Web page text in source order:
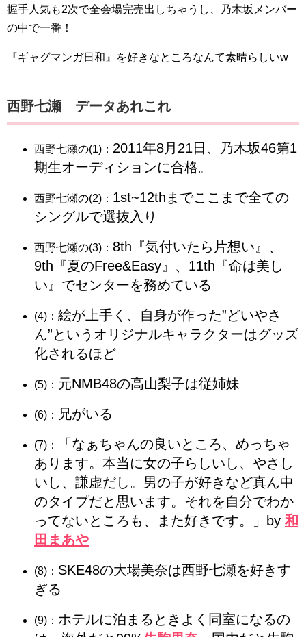
握手人気も2次で全会場完売出しちゃうし、乃木坂メンバー
の中で一番！
『ギャグマンガ日和』を好きなところなんて素晴らしいw
西野七瀬 データあれこれ
西野七瀬の(1)： 2011年8月21日、乃木坂46第1
期生オーディションに合格。
西野七瀬の(2)： 1st~12thまでここまで全ての
シングルで選抜入り
西野七瀬の(3)： 8th『気付いたら片想い』、
9th『夏のFree&Easy』、11th『命は美し
い』でセンターを務めている
(4)： 絵が上手く、自身が作った”どいやさ
ん”というオリジナルキャラクターはグッズ
化されるほど
(5)： 元NMB48の高山梨子は従姉妹
(6)： 兄がいる
(7)：
「なぁちゃんの良いところ、めっちゃ
あります。本当に女の子らしいし、やさし
いし、謙虚だし。男の子が好きなど真ん中
のタイプだと思います。それを自分でわか
ってないところも、また好きです。」by 和
田まあや
(8)： SKE48の大場美奈は西野七瀬を好きす
ぎる
(9)： ホテルに泊まるときよく同室になるの